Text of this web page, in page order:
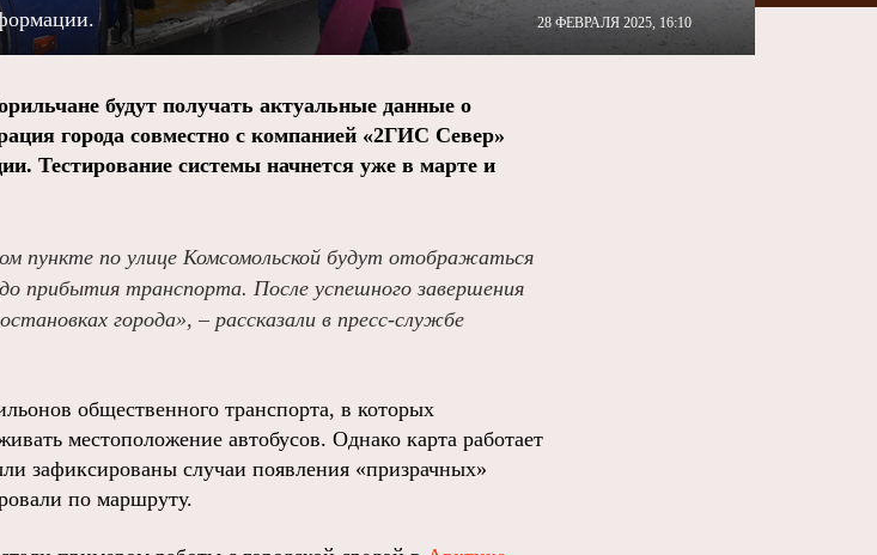
28 ФЕВРАЛЯ 2025, 16:10
будут получать актуальные данные о
города совместно с компанией «2ГИС Север»
Тестирование системы начнется уже в марте и
пункте по улице Комсомольской будут отображаться
прибытия транспорта. После успешного завершения
города», – рассказали в пресс-службе
общественного транспорта, в которых
местоположение автобусов. Однако карта работает
зафиксированы случаи появления «призрачных»
по маршруту.